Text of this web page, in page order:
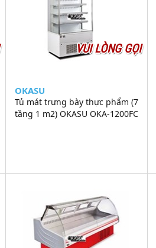
VUI LÒNG GỌI
OKASU
Tủ mát trưng bày thực phẩm (7
tầng 1 m2) OKASU OKA-1200FC